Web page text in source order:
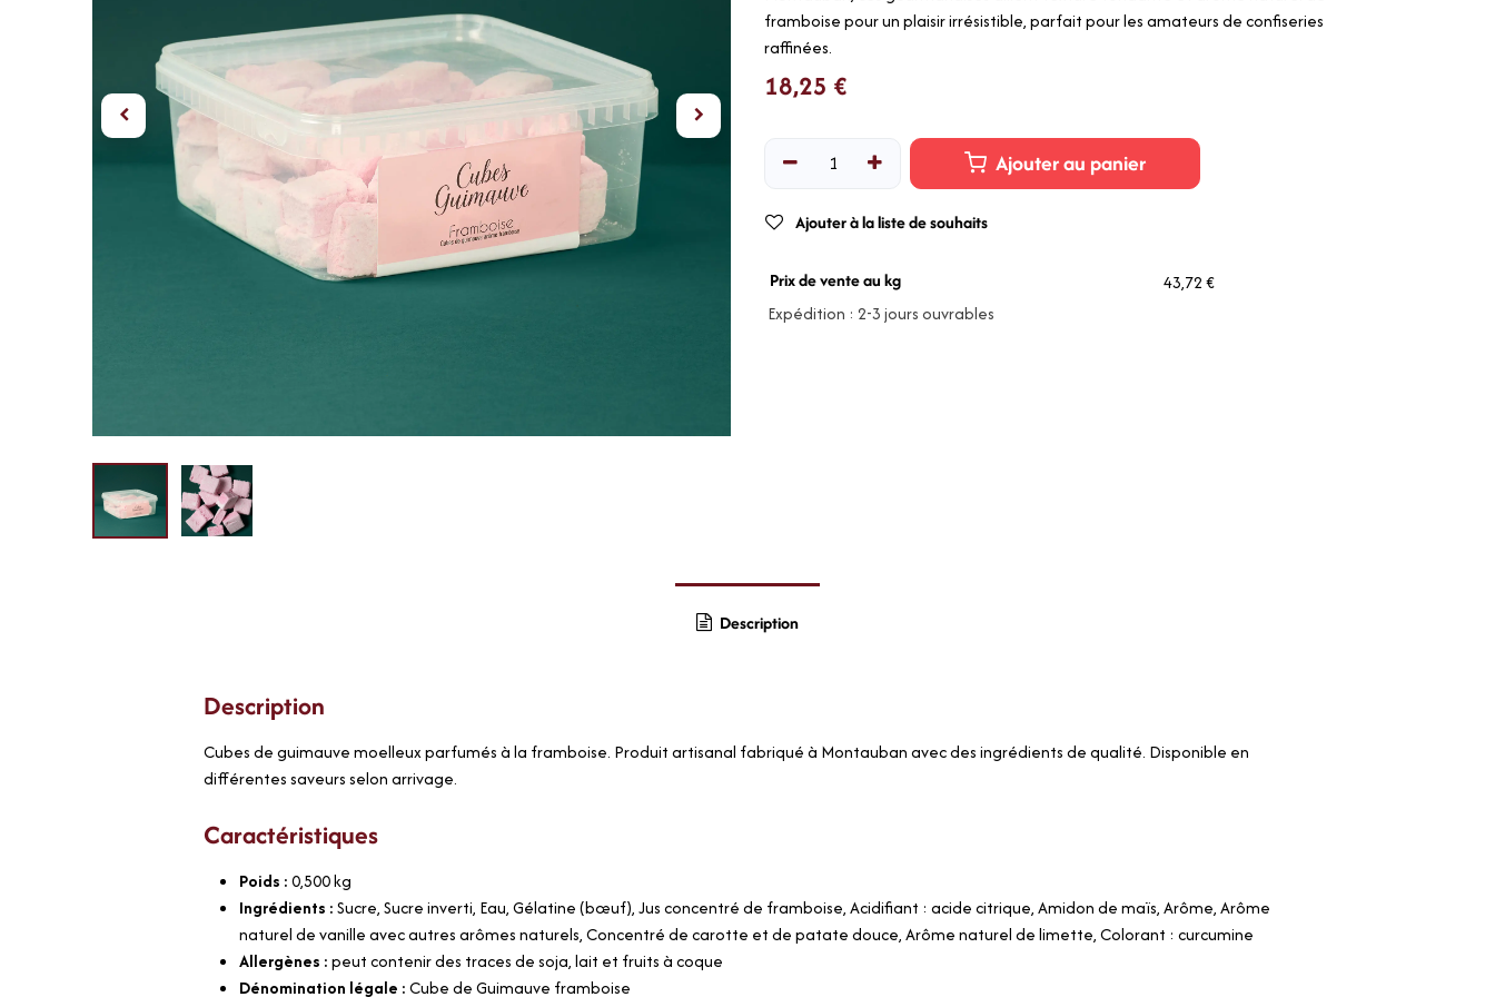
framboise pour un plaisir irrésistible, parfait pour les amateurs de confiseries
raffinées.
18,25 €
Ajouter au panier
Ajouter à la liste de souhaits
Prix de vente au kg
43,72 €
Expédition : 2-3 jours ouvrables
Description
Description
Cubes de guimauve moelleux parfumés à la framboise. Produit artisanal fabriqué à Montauban avec des ingrédients de qualité. Disponible en
différentes saveurs selon arrivage.
Caractéristiques
Poids :0,500kg
Ingrédients :Sucre, Sucre inverti, Eau, Gélatine (bœuf), Jus concentré de framboise, Acidifiant : acide citrique, Amidon de maïs, Arôme, Arôme
naturel de vanille avec autres arômes naturels, Concentré de carotte et de patate douce, Arôme naturel de limette, Colorant : curcumine
Allergènes :peut contenir des traces de soja, lait et fruits à coque
Dénomination légale :Cube de Guimauve framboise